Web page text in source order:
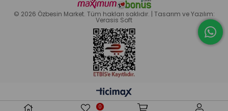
© 2026 Özbesin Market. Tüm hakları saklıdır. | Tasarım ve Yazılım:
Verasis Soft
0